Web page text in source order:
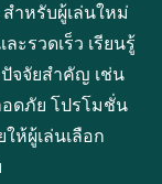
ำหรับผู้เล่นใหม่
รวดเร็ว เรียนรู้
จจัยสำคัญ เช่น
ดภัย โปรโมชั่น
ห้ผู้เล่นเลือก